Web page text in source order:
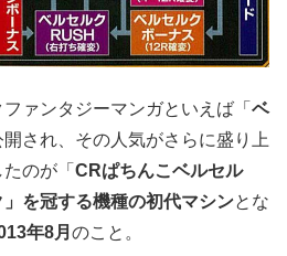
ァンタジーマンガといえば「 ベ
開され、その人気がさらに盛り上
のが「 CRぱちんこベルセル
」を冠する機種の初代マシンとな
年8月 のこと。